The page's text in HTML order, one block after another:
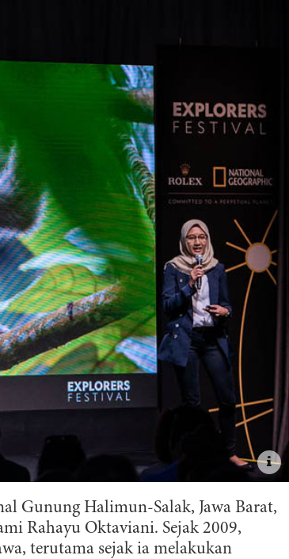
Gunung Halimun-Salak, Jawa Barat,
Rahayu Oktaviani. Sejak 2009,
terutama sejak ia melakukan